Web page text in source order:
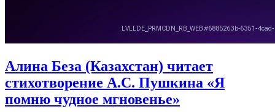
Алина Беза (Казахстан) читает
стихотворение А.С. Пушкина «Я
помню чудное мгновенье»